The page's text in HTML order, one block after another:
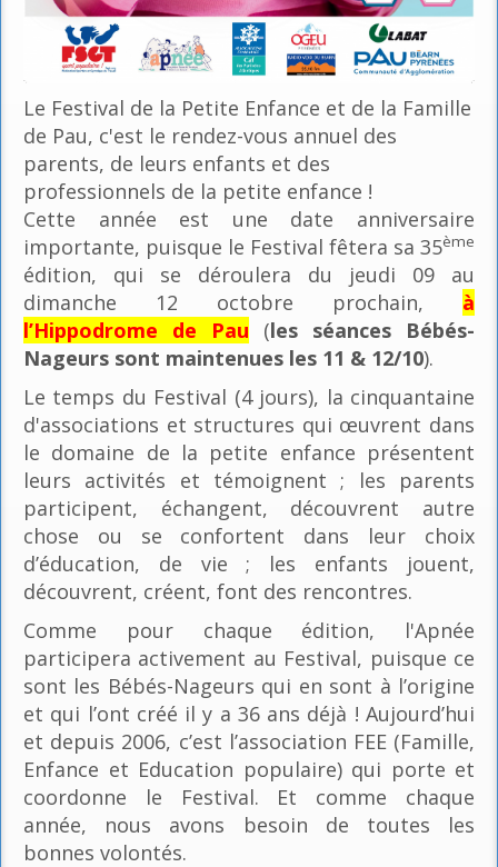
Le Festival de la Petite Enfance et de la Famille
de Pau, c'est le rendez-vous annuel des
parents, de leurs enfants et des
professionnels de la petite enfance !
Cette année est une date anniversaire
importante, puisque le Festival fêtera sa 35ème
édition, qui se déroulera du jeudi 09 au
dimanche 12 octobre prochain, à
l’Hippodrome de Pau (les séances Bébés-
Nageurs sont maintenues les 11 & 12/10).
Le temps du Festival (4 jours), la cinquantaine
d'associations et structures qui œuvrent dans
le domaine de la petite enfance présentent
leurs activités et témoignent ; les parents
participent, échangent, découvrent autre
chose ou se confortent dans leur choix
d’éducation, de vie ; les enfants jouent,
découvrent, créent, font des rencontres.
Comme pour chaque édition, l'Apnée
participera activement au Festival, puisque ce
sont les Bébés-Nageurs qui en sont à l’origine
et qui l’ont créé il y a 36 ans déjà ! Aujourd’hui
et depuis 2006, c’est l’association FEE (Famille,
Enfance et Education populaire) qui porte et
coordonne le Festival. Et comme chaque
année, nous avons besoin de toutes les
bonnes volontés.